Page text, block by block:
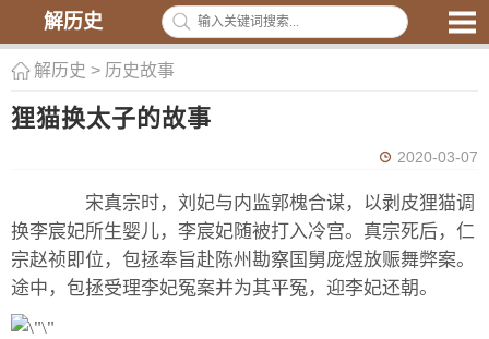
解历史
解历史 > 历史故事
狸猫换太子的故事
2020-03-07
宋真宗时，刘妃与内监郭槐合谋，以剥皮狸猫调
换李宸妃所生婴儿，李宸妃随被打入冷宫。真宗死后，仁
宗赵祯即位，包拯奉旨赴陈州勘察国舅庞煜放赈舞弊案。
途中，包拯受理李妃冤案并为其平冤，迎李妃还朝。